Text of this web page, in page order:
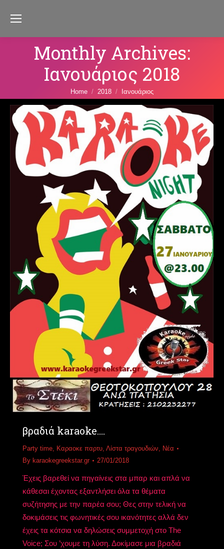
Monthly Archives:
Ιανουάριος 2018
You are here:
Home 2018 Ιανουάριος
βραδιά karaoke….
Party time Καραοκε παρτυ Λίστα τραγουδιών
Νέα
By karaokegreekstar.gr 27/01/2018
Έχεις βαρεθεί να πηγαίνεις στα μπαρ και απλά να
κάθεσαι έχοντας εξαντλήσει όλα τα θέματα
συζήτησης με την παρέα σου; Θες στην τελική να
δοκιμάσεις τις φωνητικές σου ικανότητες αλλά δεν
έχεις τα κότσια να δηλώσεις συμμετοχή στο The
Voice; Σου ’χουμε τη λύση. Δοκίμασε μια βραδιά